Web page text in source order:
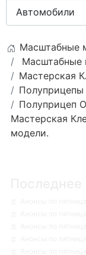
Масштабные
Масштабные
Мастерская
Полуприцеп
Мастерская
модели.